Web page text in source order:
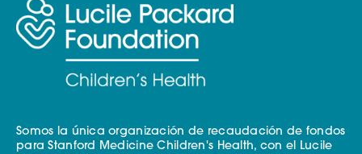
Somos la única organización de recaudación de fondos
para Stanford Medicine Children's Health, con el Lucile